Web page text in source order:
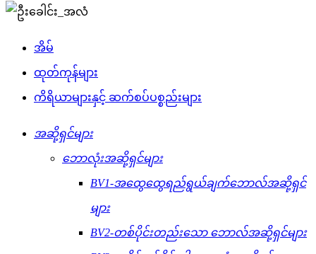
အိမ်
ထုတ်ကုန်များ
ကိရိယာများနှင့် ဆက်စပ်ပစ္စည်းများ
အဆို့ရှင်များ
ဘောလုံးအဆို့ရှင်များ
BV1-အထွေထွေရည်ရွယ်ချက်ဘောလ်အဆို့ရှင်
များ
BV2-တစ်ပိုင်းတည်းသော ဘောလ်အဆို့ရှင်များ